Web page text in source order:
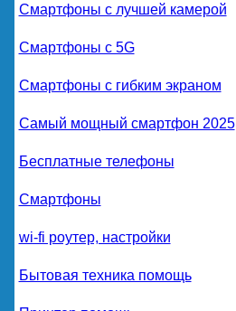
Смартфоны с лучшей камерой
Смартфоны с 5G
Смартфоны с гибким экраном
Самый мощный смартфон 2025
Бесплатные телефоны
Смартфоны
wi-fi роутер, настройки
Бытовая техника помощь